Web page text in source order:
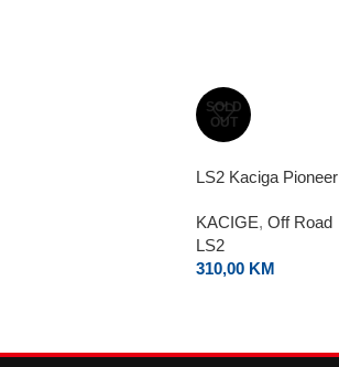
SOLD
OUT
LS2 Kaciga
KACIGE, Off Road
LS2
310,00 KM